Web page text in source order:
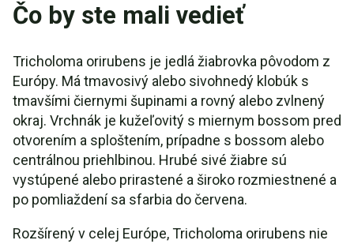
Čo by ste mali vedieť
Tricholoma orirubens je jedlá žiabrovka pôvodom z
Európy. Má tmavosivý alebo sivohnedý klobúk s
tmavšími čiernymi šupinami a rovný alebo zvlnený
okraj. Vrchnák je kužeľovitý s miernym bossom pred
otvorením a sploštením, prípadne s bossom alebo
centrálnou priehlbinou. Hrubé sivé žiabre sú
vystúpené alebo prirastené a široko rozmiestnené a
po pomliaždení sa sfarbia do červena.
Rozšírený v celej Európe, Tricholoma orirubens nie